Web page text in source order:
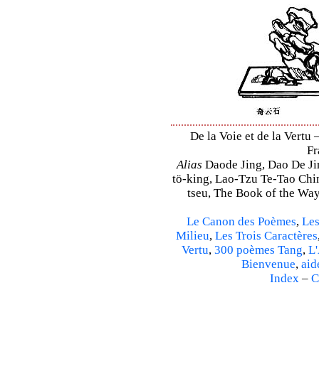
De la Voie et de la Vertu
Alias Daode Jing, Dao De
tö-king, Lao-Tzu Te-Tao
tseu, The Book of the
Le Canon des Poèmes,
Milieu, Les Trois Caractères
Vertu, 300 poèmes Tang,
Bienvenue,
Index–